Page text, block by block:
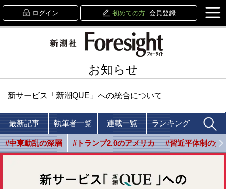
ログイン 初めての方 会員登録
お知らせ
新サービス「新潮QUE」への統合について
最新記事 執筆者一覧 連載一覧 ランキング
#中東動乱の深層 #トランプ2.0のアメリカ #習近平体制の光